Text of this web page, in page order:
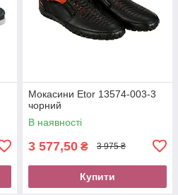
Мокасини Etor 13574-003-3
чорний
В наявності
3 577,50 ₴ 3 975 ₴
Купити